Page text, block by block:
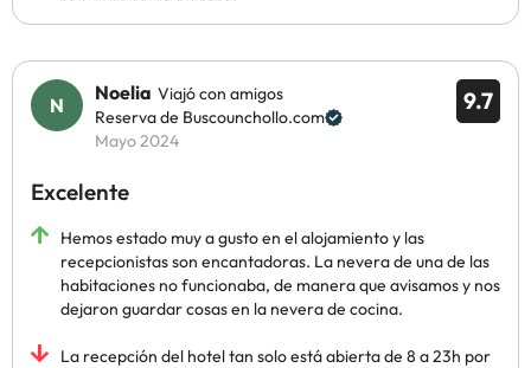
9.7
Noelia Viajó con amigos
Reserva de Buscounchollo.com
Mayo 2024
Excelente
Hemos estado muy a gusto en el alojamiento y las
recepcionistas son encantadoras. La nevera de una de las
habitaciones no funcionaba, de manera que avisamos y nos
dejaron guardar cosas en la nevera de cocina.
La recepción del hotel tan solo está abierta de 8 a 23h por